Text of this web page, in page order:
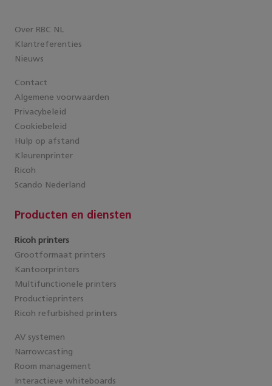
Over RBC NL
Klantreferenties
Nieuws
Contact
Algemene voorwaarden
Privacybeleid
Cookiebeleid
Hulp op afstand
Kleurenprinter
Ricoh
Scando Nederland
Producten en diensten
Ricoh printers
Grootformaat printers
Kantoorprinters
Multifunctionele printers
Productieprinters
Ricoh refurbished printers
AV systemen
Narrowcasting
Room management
Interactieve whiteboards